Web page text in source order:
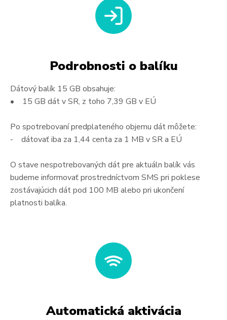
Podrobnosti o balíku
Dátový balík 15 GB obsahuje:
• 15 GB dát v SR, z toho 7,39 GB v EÚ
Po spotrebovaní predplateného objemu dát môžete:
- dátovať iba za 1,44 centa za 1 MB v SR a EÚ
O stave nespotrebovaných dát pre aktuáln balík vás
budeme informovať prostredníctvom SMS pri poklese
zostávajúcich dát pod 100 MB alebo pri ukončení
platnosti balíka.
Automatická aktivácia